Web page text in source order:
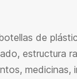
de
estructura
medicinas,